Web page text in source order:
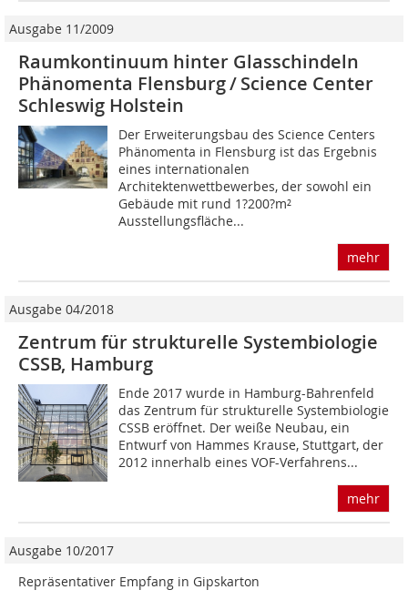
Ausgabe 11/2009
Raumkontinuum hinter Glasschindeln
Phänomenta Flensburg / Science Center
Schleswig Holstein
Der Erweiterungsbau des Science Centers
Phänomenta in Flensburg ist das Ergebnis
eines internationalen
Architektenwettbewerbes, der sowohl ein
Gebäude mit rund 1?200?m²
Ausstellungsfläche...
mehr
Ausgabe 04/2018
Zentrum für strukturelle Systembiologie
CSSB, Hamburg
Ende 2017 wurde in Hamburg-Bahrenfeld
das Zentrum für strukturelle Systembiologie
CSSB eröffnet. Der weiße Neubau, ein
Entwurf von Hammes Krause, Stuttgart, der
2012 innerhalb eines VOF-Verfahrens...
mehr
Ausgabe 10/2017
Repräsentativer Empfang in Gipskarton